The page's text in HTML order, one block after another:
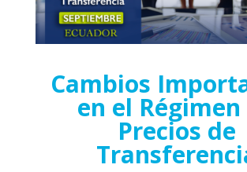
Cambios
en el Régimen
Precios de